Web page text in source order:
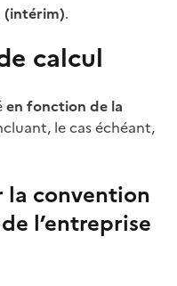
(intérim).
calcul
en fonction de la
le cas échéant,
la convention
l’entreprise